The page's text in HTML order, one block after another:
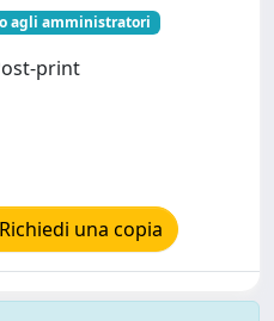
agli amministratori
print
Richiedi una copia